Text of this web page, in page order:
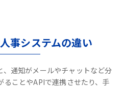
事システムの違い
通知がメールやチャットなど分
ことやAPIで連携させたり、手